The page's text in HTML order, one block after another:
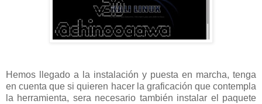
Hemos llegado a la instalación y puesta en marcha, tenga
en cuenta que si quieren hacer la graficación que contempla
la herramienta, sera necesario también instalar el paquete